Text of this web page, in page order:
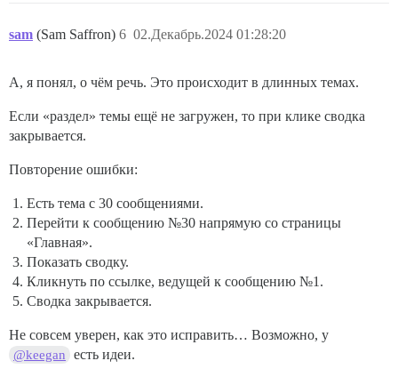
sam (Sam Saffron) 02.Декабрь.2024 01:28:20
6
А, я понял, о чём речь. Это происходит в длинных темах.
Если «раздел» темы ещё не загружен, то при клике сводка
закрывается.
Повторение ошибки:
Есть тема с 30 сообщениями.
Перейти к сообщению №30 напрямую со страницы
«Главная».
Показать сводку.
Кликнуть по ссылке, ведущей к сообщению №1.
Сводка закрывается.
Не совсем уверен, как это исправить… Возможно, у
@keegan есть идеи.